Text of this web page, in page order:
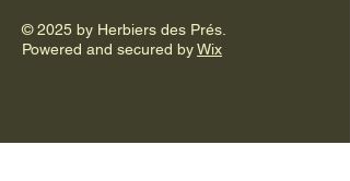
© 2025 by Herbiers des Prés.
Powered and secured byWix